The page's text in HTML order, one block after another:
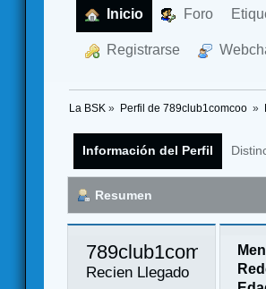
Inicio Foro
Registrarse
La BSK » Perfil de 789club1comcoo »
Información del Perfil
Resumen
Recien Llegado